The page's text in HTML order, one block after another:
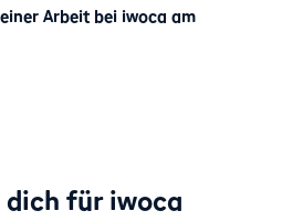
Arbeit bei iwoca am
dich für iwoca